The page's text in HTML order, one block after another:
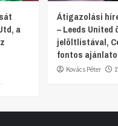
a
Átigazolási
– Leeds United
jelöltlistával,
fontos
Kovács Péter